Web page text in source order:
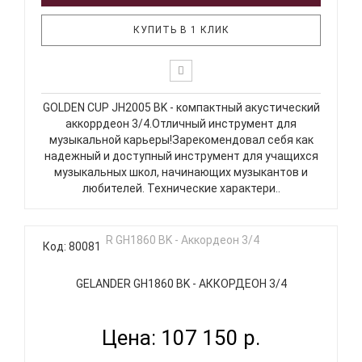
КУПИТЬ В 1 КЛИК
GOLDEN CUP JH2005 BK - компактный акустический
аккоррдеон 3/4.Отличный инструмент для
музыкальной карьеры!Зарекомендовал себя как
надежный и доступный инструмент для учащихся
музыкальных школ, начинающих музыкантов и
любителей. Технические характери..
Код: 80081
GELANDER GH1860 BK - АККОРДЕОН 3/4
Цена: 107 150 р.